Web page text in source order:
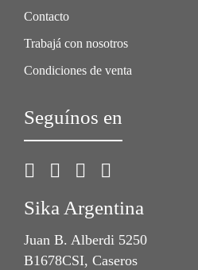
Contacto
Trabajá con nosotros
Condiciones de venta
Seguínos en
Sika Argentina
Juan B. Alberdi 5250
B1678CSI, Caseros